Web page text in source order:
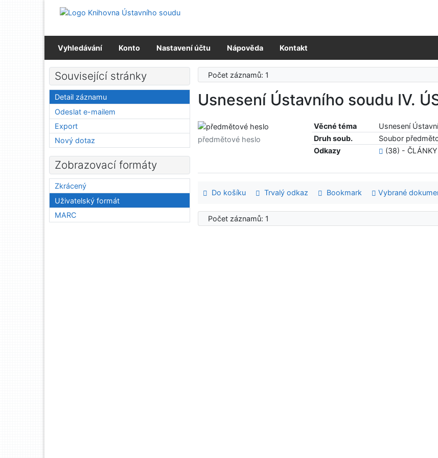
Přejít na menu
Vyhledávání Konto Nastavení účtu Nápověda Kontakt
Počet záznamů: 1
Usnesení Ústavního soudu IV.
Věcné téma
Usnesení
Druh soub.
Soubor
Odkazy
(38) - ČLÁNKY
předmětové heslo
Do košíku Trvalý odkaz Bookmark Vybrané
Počet záznamů: 1
Související stránky
Detail záznamu
Odeslat e-mailem
Export
Nový dotaz
Zobrazovací formáty
Zkrácený
Uživatelský formát
MARC